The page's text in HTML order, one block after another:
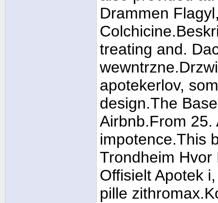
Drammen
treating and.
apotekerlov,
design.The
Airbnb.From 25.
impotence.This
Trondheim
Offisielt Apotek
pille